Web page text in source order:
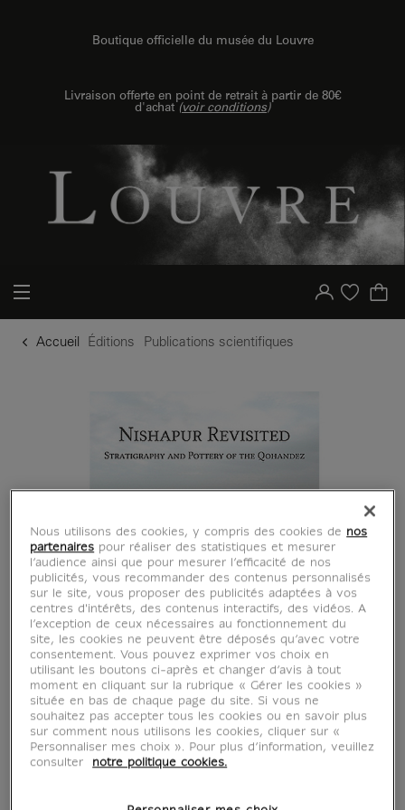
Boutique officielle du musée du Louvre
Livraison offerte en point de retrait à partir de 80€
d'achat (voir conditions)
Votre compte
Liste d'achat
Accueil Éditions Publications scientifiques
Nishapur revisited :
Nous utilisons des cookies, y compris des cookies de nos
partenaires pour réaliser des statistiques et mesurer
l’audience ainsi que pour mesurer l’efficacité de nos
publicités, vous recommander des contenus personnalisés
sur le site, vous proposer des publicités adaptées à vos
centres d'intérêts, des contenus interactifs, des vidéos. A
l’exception de ceux nécessaires au fonctionnement du
site, les cookies ne peuvent être déposés qu’avec votre
consentement. Vous pouvez exprimer vos choix en
utilisant les boutons ci-après et changer d’avis à tout
moment en cliquant sur la rubrique « Gérer les cookies »
située en bas de chaque page du site. Si vous ne
souhaitez pas accepter tous les cookies ou en savoir plus
sur comment nous utilisons les cookies, cliquer sur «
Personnaliser mes choix ». Pour plus d’information, veuillez
consulter
notre politique cookies.